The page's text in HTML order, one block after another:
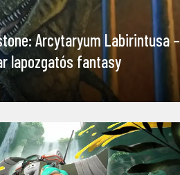
Arcytaryum Labirintusa –
lapozgatós fantasy